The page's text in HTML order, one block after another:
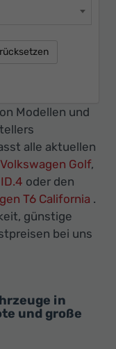
Modellen und
alle aktuellen
Volkswagen Golf,
oder den
T6 California .
günstige
bei uns
in
und große